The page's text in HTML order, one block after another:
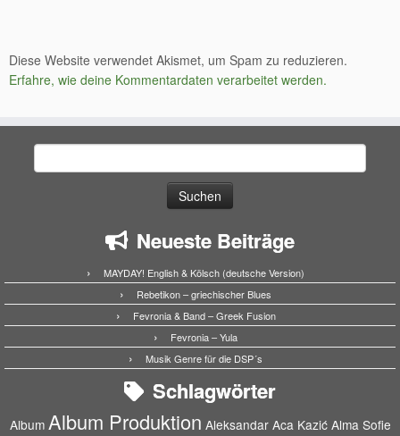
Diese Website verwendet Akismet, um Spam zu reduzieren.
Erfahre, wie deine Kommentardaten verarbeitet werden.
Neueste Beiträge
MAYDAY! English & Kölsch (deutsche Version)
Rebetikon – griechischer Blues
Fevronia & Band – Greek Fusion
Fevronia – Yula
Musik Genre für die DSP´s
Schlagwörter
Album Album Produktion Aleksandar Aca Kazić Alma Sofie